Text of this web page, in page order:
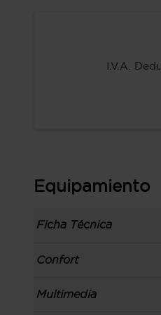
I.V.A.
Equipamiento
Ficha Técnica
Información de la
Carrocería tipo
Confort
Toma/s de 12v en
Multimedia